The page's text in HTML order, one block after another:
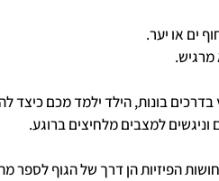
ים או יער.
מרגיש.
בונות, הילד ילמד מכם כיצד
למצבים מלחיצים ברוגע.
הפיזיות הן דרך של הגוף לספר